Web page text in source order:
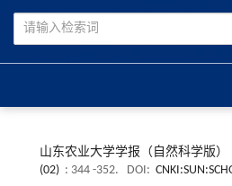
山东农业大学学报（自然科学版）
(02) : 344 -352. DOI: